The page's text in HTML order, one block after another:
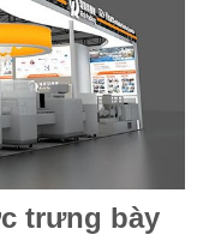
trưng bày